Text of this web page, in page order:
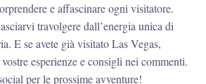
e affascinare ogni visitatore.
travolgere dall’energia unica di
E se avete già visitato Las Vegas,
esperienze e consigli nei commenti.
per le prossime avventure!